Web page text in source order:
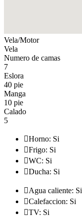
Vela/Motor
Vela
Numero de camas
7
Eslora
40 pie
Manga
10 pie
Calado
5
Horno: Si
Frigo: Si
WC: Si
Ducha: Si
Agua caliente: Si
Calefaccion: Si
TV: Si